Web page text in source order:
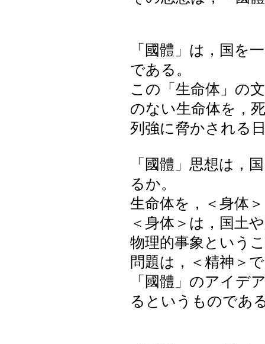
「國體」は，国を
である。
この「生命体」の
のない生命体を，
列強に脅かされる
「國體」思想は，
るか。
生命体を，＜身体
＜身体＞は，国土
物理的事象という
問題は，＜精神＞
「國體」のアイデ
るというものであ